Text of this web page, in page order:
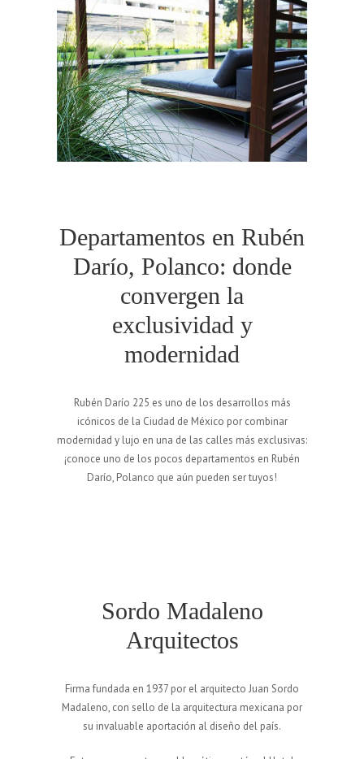
Departamentos en Rubén
Darío, Polanco: donde
convergen la
exclusividad y
modernidad
Rubén Darío 225 es uno de los desarrollos más
icónicos de la Ciudad de México por combinar
modernidad y lujo en una de las calles más exclusivas:
¡conoce uno de los pocos departamentos en Rubén
Darío, Polanco que aún pueden ser tuyos!
Sordo Madaleno
Arquitectos
Firma fundada en 1937 por el arquitecto Juan Sordo
Madaleno, con sello de la arquitectura mexicana por
su invaluable aportación al diseño del país.